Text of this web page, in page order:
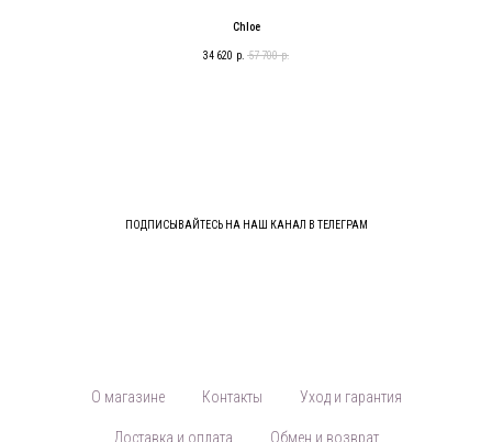
Chloe
34 620 р. 57 700 р.
ПОДПИСЫВАЙТЕСЬ НА НАШ КАНАЛ В ТЕЛЕГРАМ
О магазине Контакты Уход и гарантия
Доставка и оплата Обмен и возврат